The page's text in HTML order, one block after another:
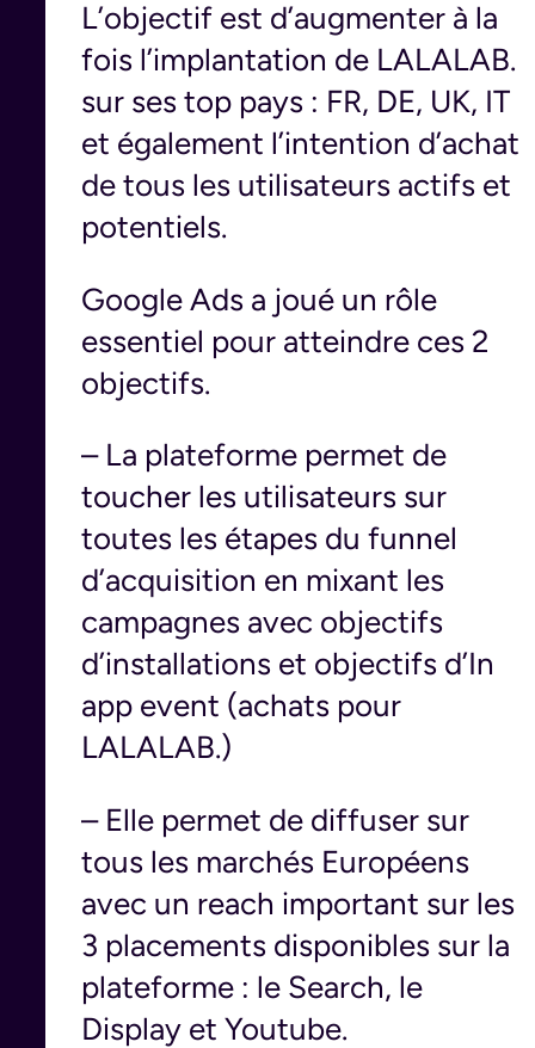
L’objectif est d’augmenter à la
fois l’implantation de LALALAB.
sur ses top pays : FR, DE, UK, IT
et également l’intention d’achat
de tous les utilisateurs actifs et
potentiels.
Google Ads a joué un rôle
essentiel pour atteindre ces 2
objectifs.
– La plateforme permet de
toucher les utilisateurs sur
toutes les étapes du funnel
d’acquisition en mixant les
campagnes avec objectifs
d’installations et objectifs d’In
app event (achats pour
LALALAB.)
– Elle permet de diffuser sur
tous les marchés Européens
avec un reach important sur les
3 placements disponibles sur la
plateforme : le Search, le
Display et Youtube.